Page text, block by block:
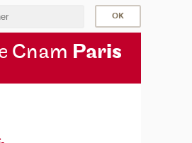
Cnam Paris